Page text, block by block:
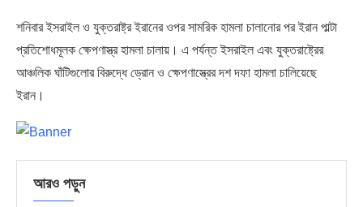
শনিবার ইসরাইল ও যুক্তরাষ্ট্র ইরানের ওপর সামরিক হামলা চালানোর পর ইরান পাল্টা
প্রতিশোধমূলক ক্ষেপণাস্ত্র হামলা চালায়। এ পর্যন্ত ইসরাইল এবং যুক্তরাষ্ট্রের
আঞ্চলিক ঘাঁটিগুলোর বিরুদ্ধে ড্রোন ও ক্ষেপণাস্ত্রের দশ দফা হামলা চালিয়েছে
ইরান।
আরও পড়ুন